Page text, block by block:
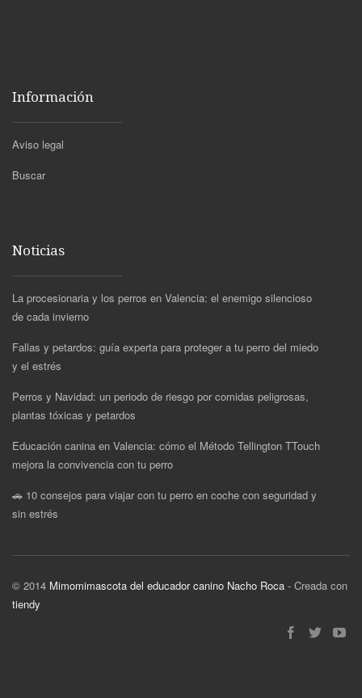
Información
Aviso legal
Buscar
Noticias
La procesionaria y los perros en Valencia: el enemigo silencioso
de cada invierno
Fallas y petardos: guía experta para proteger a tu perro del miedo
y el estrés
Perros y Navidad: un periodo de riesgo por comidas peligrosas,
plantas tóxicas y petardos
Educación canina en Valencia: cómo el Método Tellington TTouch
mejora la convivencia con tu perro
🚗 10 consejos para viajar con tu perro en coche con seguridad y
sin estrés
© 2014 Mimomimascota del educador canino Nacho Roca - Creada con
tiendy